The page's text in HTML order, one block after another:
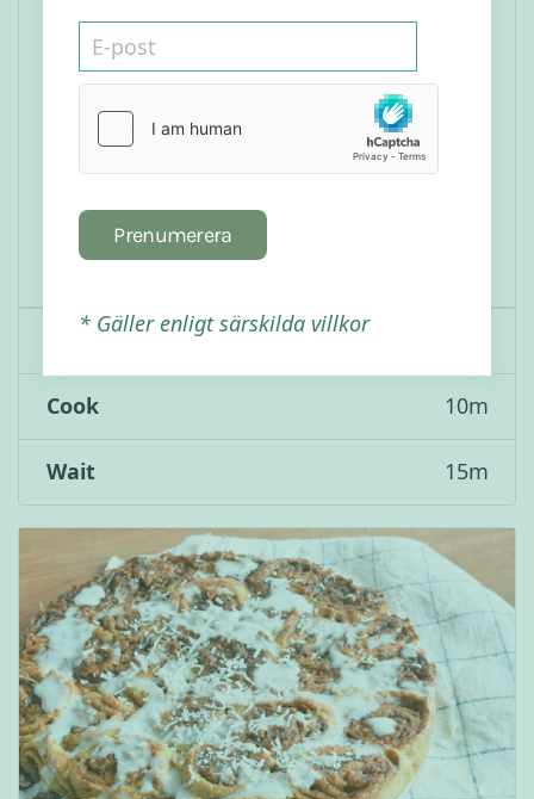
Brownies
Goda och snabblagade brownies behövs i vars
familjs recept repertoar. De här är glutenfria,
sockerfria, mjölkfria och går kvickt på mindre
än 10 minuter att svänga ihop. Att äta gott
och hälsosamt...
Kategori
Cook 10m
Wait 15m
Prenumerera
* Gäller enligt särskilda villkor